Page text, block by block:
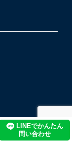
LINEでかんたん
問い合わせ